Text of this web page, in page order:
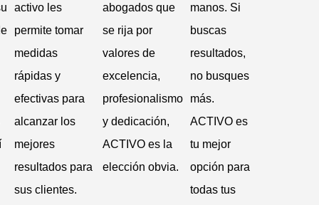
activo les
permite tomar
medidas
rápidas y
efectivas para
alcanzar los
mejores
resultados para
sus clientes.
abogados que
se rija por
valores de
excelencia,
profesionalismo
y dedicación,
ACTIVO es la
elección obvia.
manos. Si
buscas
resultados,
no busques
más.
ACTIVO es
tu mejor
opción para
todas tus